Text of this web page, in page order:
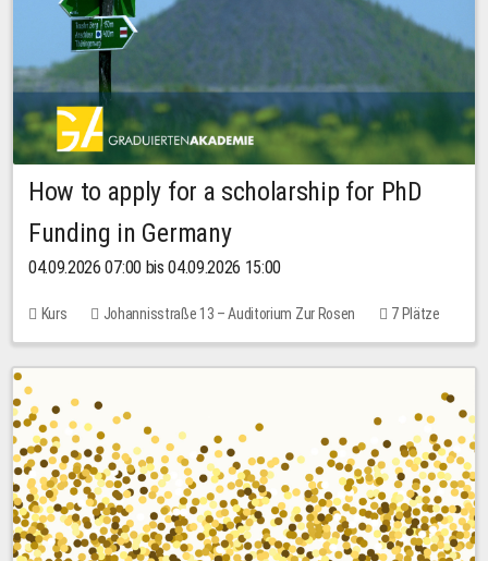
How to apply for a scholarship for PhD
Funding in Germany
04.09.2026 07:00 bis 04.09.2026 15:00
Kurs Johannisstraße 13 – Auditorium Zur Rosen
7 Plätze
10,00 EUR